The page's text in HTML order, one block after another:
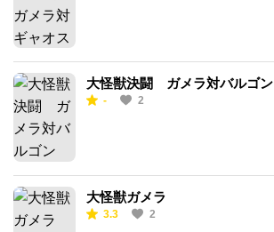
大怪獣決闘 ガメラ対バルゴン
- 2
大怪獣ガメラ
3.3 2